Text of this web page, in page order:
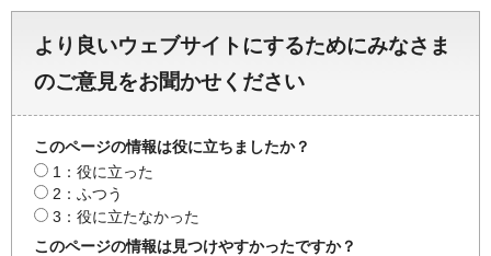
より良いウェブサイトにするためにみなさま
のご意見をお聞かせください
このページの情報は役に立ちましたか？
1：役に立った
2：ふつう
3：役に立たなかった
このページの情報は見つけやすかったですか？